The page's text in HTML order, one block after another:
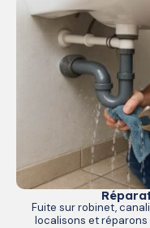
Fuite sur robinet,
localisons et réparons